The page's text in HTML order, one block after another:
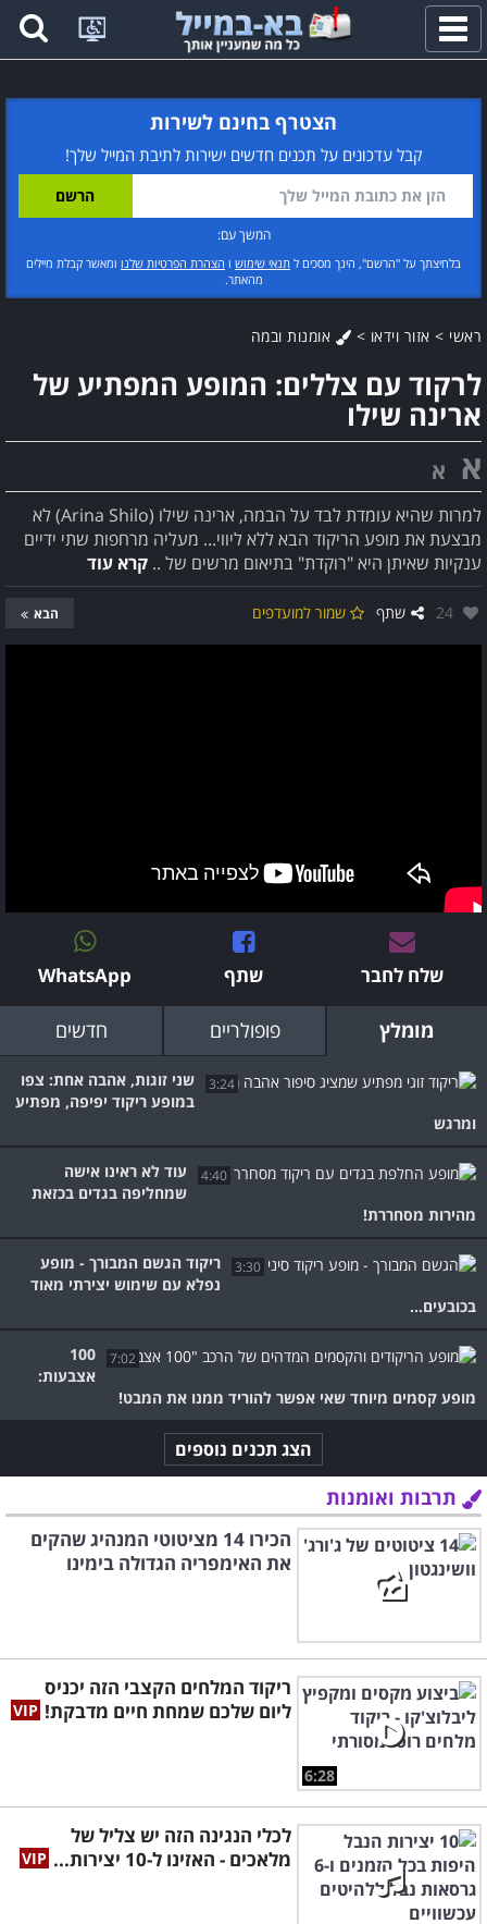
פתח
תפריט
הצטרף בחינם לשירות
קבל עדכונים על תכנים חדשים ישירות לתיבת המייל שלך!
המשך עם:
בלחיצתך על "הרשם", הינך מסכים ל תנאי שימוש ו הצהרת הפרטיות שלנו ומאשר קבלת מיילים
מהאתר.
ראשי > אזור וידאו > אומנות ובמה
לרקוד עם צללים: המופע המפתיע של
ארינה שילו
א א
למרות שהיא עומדת לבד על הבמה, ארינה שילו (Arina Shilo) לא
מבצעת את מופע הריקוד הבא ללא ליווי... מעליה מרחפות שתי ידיים
ענקיות שאיתן היא "רוקדת" בתיאום מרשים של .. קרא עוד
אהבו:
24 שתף שמור למועדפים הבא
שלח לחבר שתף WhatsApp
מומלץ פופולריים חדשים
3:24
שני זוגות, אהבה אחת: צפו
במופע ריקוד יפיפה, מפתיע
ומרגש
4:40
עוד לא ראינו אישה
שמחליפה בגדים בכזאת
מהירות מסחררת!
3:30
ריקוד הגשם המבורך - מופע
נפלא עם שימוש יצירתי מאוד
בכובעים...
7:02
100
אצבעות:
מופע קסמים מיוחד שאי אפשר להוריד ממנו את המבט!
הצג תכנים נוספים
תרבות ואומנות
הכירו 14 מציטוטי המנהיג שהקים
את האימפריה הגדולה בימינו
6:28
ריקוד המלחים הקצבי הזה יכניס
ליום שלכם שמחת חיים מדבקת!
לכלי הנגינה הזה יש צליל של
מלאכים - האזינו ל-10 יצירות...